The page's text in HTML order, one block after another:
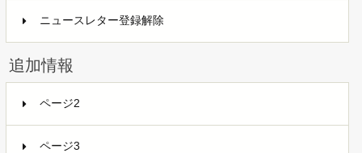
ニュースレター登録解除
追加情報
ページ2
ページ3